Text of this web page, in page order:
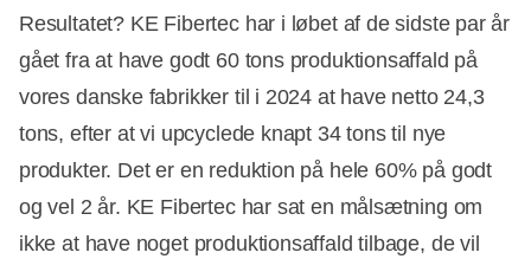
Resultatet? KE Fibertec har i løbet af de sidste par år
gået fra at have godt 60 tons produktionsaffald på
vores danske fabrikker til i 2024 at have netto 24,3
tons, efter at vi upcyclede knapt 34 tons til nye
produkter. Det er en reduktion på hele 60% på godt
og vel 2 år. KE Fibertec har sat en målsætning om
ikke at have noget produktionsaffald tilbage, de vil